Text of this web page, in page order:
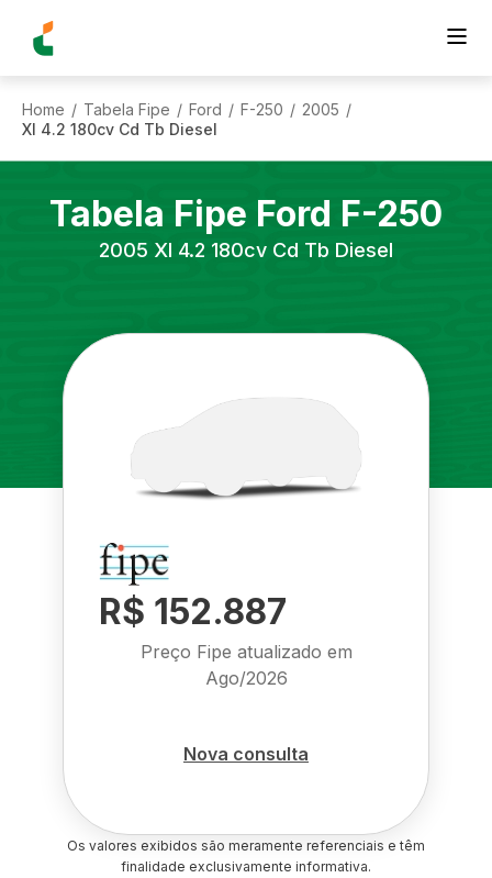
Home / Tabela Fipe / Ford / F-250 / 2005 /
Xl 4.2 180cv Cd Tb Diesel
Tabela Fipe Ford F-250
2005 Xl 4.2 180cv Cd Tb Diesel
R$ 152.887
Preço Fipe atualizado em
Ago/2026
Nova consulta
Os valores exibidos são meramente referenciais e têm
finalidade exclusivamente informativa.